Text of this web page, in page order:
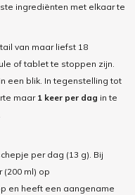
ingrediënten met elkaar te
van maar liefst 18
of tablet te stoppen zijn.
een blik. In tegenstelling tot
maar 1 keer per dag in te
per dag (13 g). Bij
ml) op
en heeft een aangename